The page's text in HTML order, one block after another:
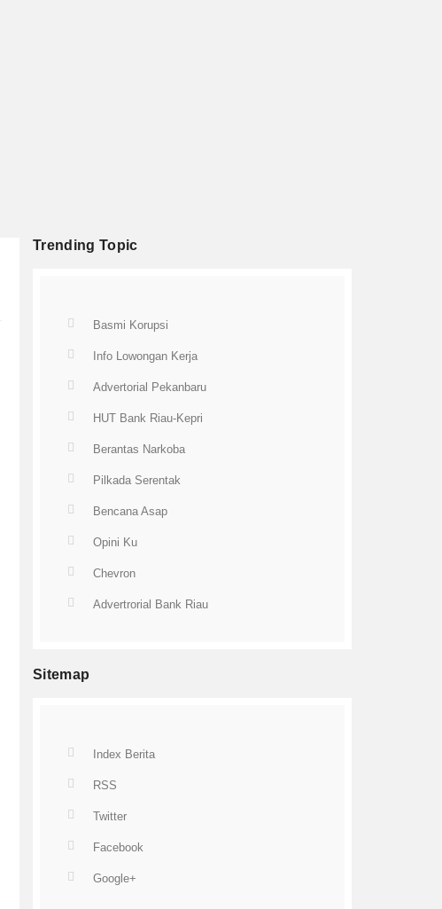
Trending Topic
Basmi Korupsi
Info Lowongan Kerja
Advertorial Pekanbaru
HUT Bank Riau-Kepri
Berantas Narkoba
Pilkada Serentak
Bencana Asap
Opini Ku
Chevron
Advertrorial Bank Riau
Sitemap
Index Berita
RSS
Twitter
Facebook
Google+